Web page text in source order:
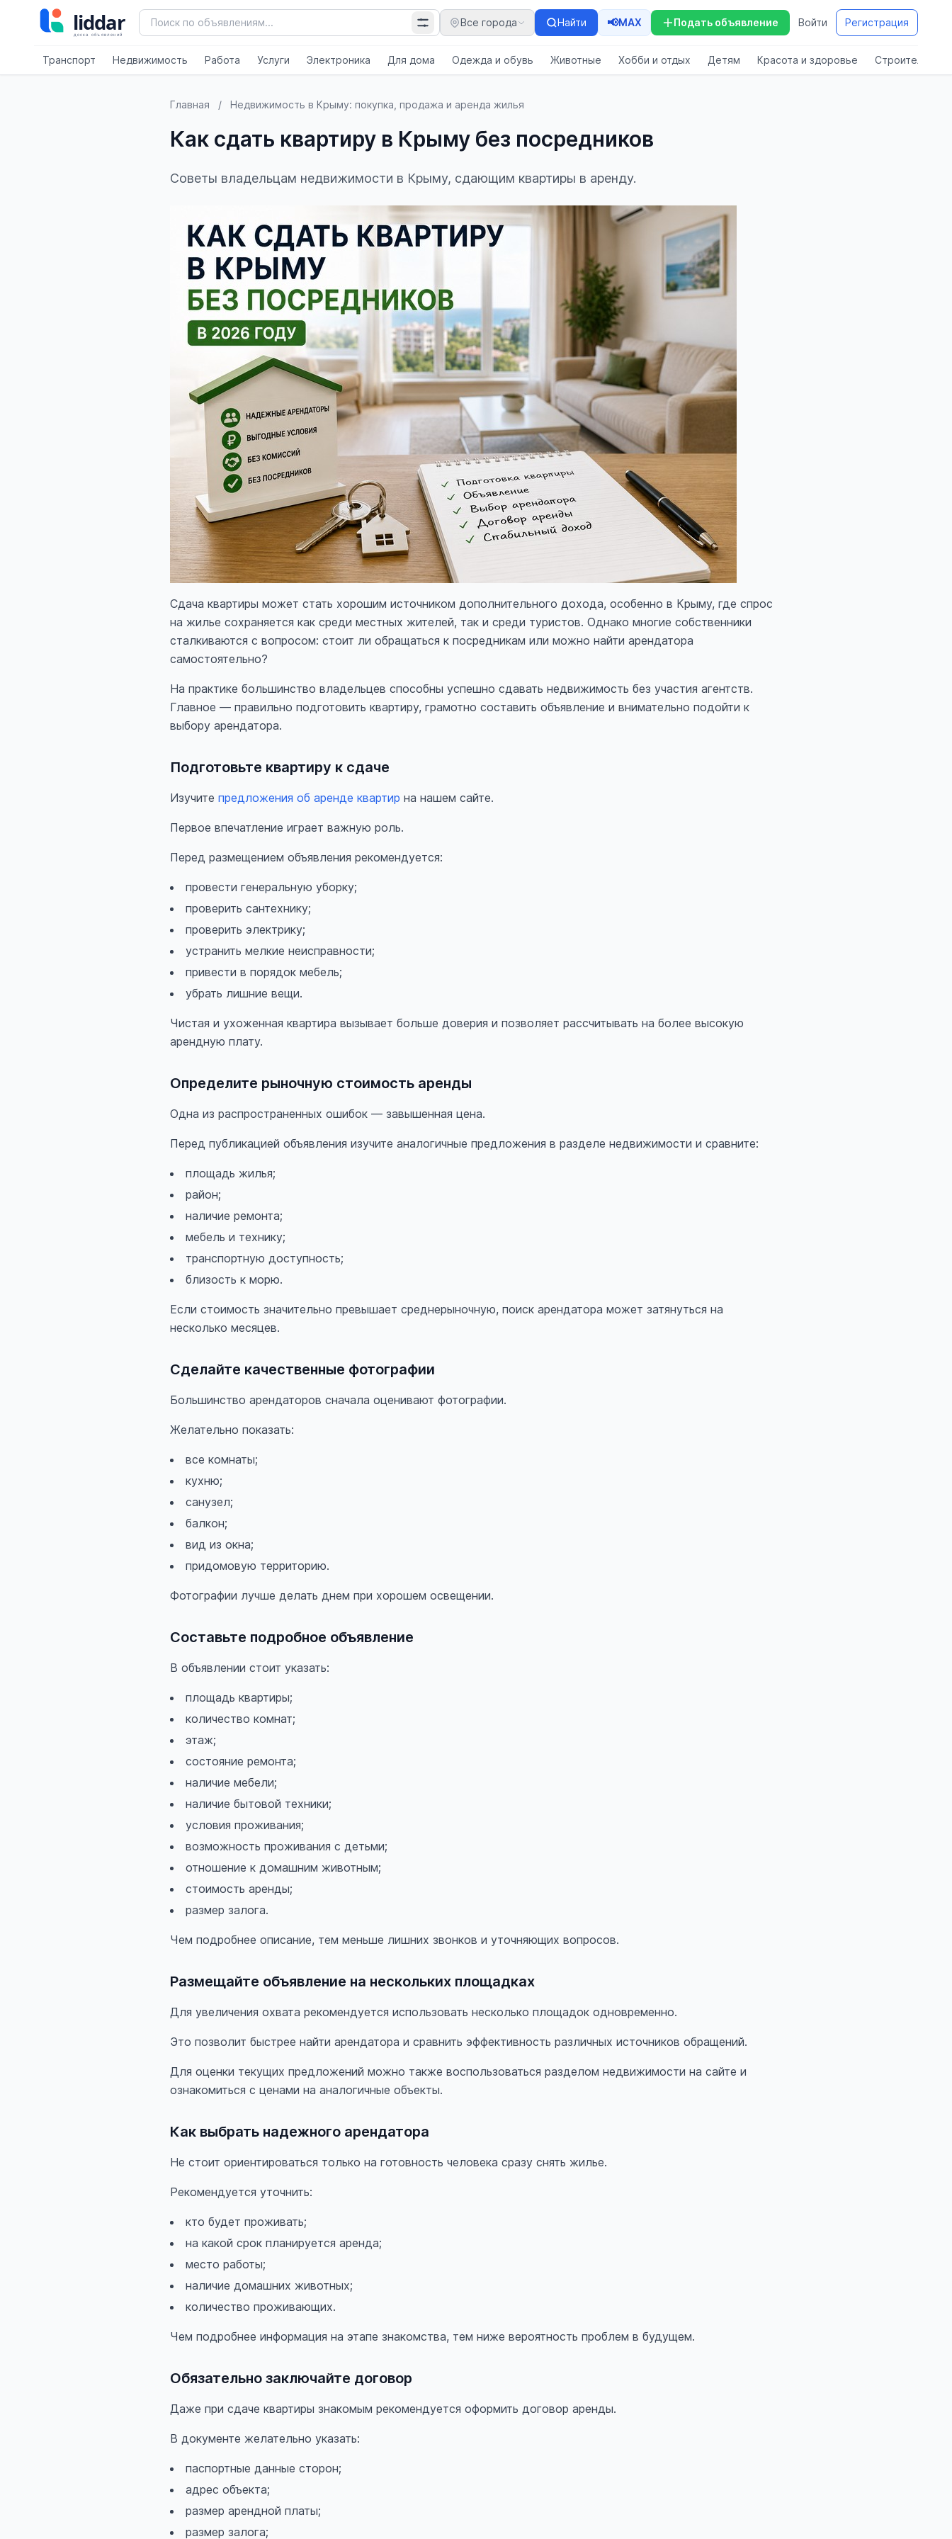
Все города Найти 📢MAX Подать объявление Войти Регистрация
Транспорт Недвижимость Работа Услуги Электроника Для дома Одежда и обувь Животные Хобби и отдых Детям Красота и здоровье Строительство
Главная / Недвижимость в Крыму: покупка, продажа и аренда жилья
Как сдать квартиру в Крыму без посредников
Советы владельцам недвижимости в Крыму, сдающим квартиры в аренду.
Сдача квартиры может стать хорошим источником дополнительного дохода, особенно в Крыму, где спрос
на жилье сохраняется как среди местных жителей, так и среди туристов. Однако многие собственники
сталкиваются с вопросом: стоит ли обращаться к посредникам или можно найти арендатора
самостоятельно?
На практике большинство владельцев способны успешно сдавать недвижимость без участия агентств.
Главное — правильно подготовить квартиру, грамотно составить объявление и внимательно подойти к
выбору арендатора.
Подготовьте квартиру к сдаче
Изучите предложения об аренде квартир на нашем сайте.
Первое впечатление играет важную роль.
Перед размещением объявления рекомендуется:
провести генеральную уборку;
проверить сантехнику;
проверить электрику;
устранить мелкие неисправности;
привести в порядок мебель;
убрать лишние вещи.
Чистая и ухоженная квартира вызывает больше доверия и позволяет рассчитывать на более высокую
арендную плату.
Определите рыночную стоимость аренды
Одна из распространенных ошибок — завышенная цена.
Перед публикацией объявления изучите аналогичные предложения в разделе недвижимости и сравните:
площадь жилья;
район;
наличие ремонта;
мебель и технику;
транспортную доступность;
близость к морю.
Если стоимость значительно превышает среднерыночную, поиск арендатора может затянуться на
несколько месяцев.
Сделайте качественные фотографии
Большинство арендаторов сначала оценивают фотографии.
Желательно показать:
все комнаты;
кухню;
санузел;
балкон;
вид из окна;
придомовую территорию.
Фотографии лучше делать днем при хорошем освещении.
Составьте подробное объявление
В объявлении стоит указать:
площадь квартиры;
количество комнат;
этаж;
состояние ремонта;
наличие мебели;
наличие бытовой техники;
условия проживания;
возможность проживания с детьми;
отношение к домашним животным;
стоимость аренды;
размер залога.
Чем подробнее описание, тем меньше лишних звонков и уточняющих вопросов.
Размещайте объявление на нескольких площадках
Для увеличения охвата рекомендуется использовать несколько площадок одновременно.
Это позволит быстрее найти арендатора и сравнить эффективность различных источников обращений.
Для оценки текущих предложений можно также воспользоваться разделом недвижимости на сайте и
ознакомиться с ценами на аналогичные объекты.
Как выбрать надежного арендатора
Не стоит ориентироваться только на готовность человека сразу снять жилье.
Рекомендуется уточнить:
кто будет проживать;
на какой срок планируется аренда;
место работы;
наличие домашних животных;
количество проживающих.
Чем подробнее информация на этапе знакомства, тем ниже вероятность проблем в будущем.
Обязательно заключайте договор
Даже при сдаче квартиры знакомым рекомендуется оформить договор аренды.
В документе желательно указать:
паспортные данные сторон;
адрес объекта;
размер арендной платы;
размер залога;